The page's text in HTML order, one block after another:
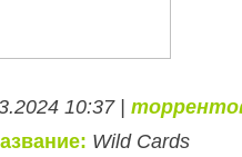
10:37 |
Wild Cards